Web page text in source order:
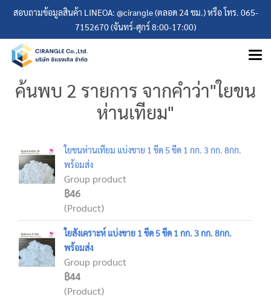
สอบถามข้อมูลสินค้า LINEOA: @cirangle (ตลอด 24 ชม.) หรือ โทร. 065-
7152670 (จันทร์-ศุกร์ 8:00-17:00)
ค้นพบ 2 รายการ จากคำว่า"ใยขน
ห่านเทียม"
ใยขนห่านเทียม แบ่งขาย 1 ขีด 5 ขีด 1 กก. 3 กก. 8กก.
พร้อมส่ง
Group product
฿46
(Product)
ใยสังเคราะห์ แบ่งขาย 1 ขีด 5 ขีด 1 กก. 3 กก. 8กก.
พร้อมส่ง
Group product
฿44
(Product)